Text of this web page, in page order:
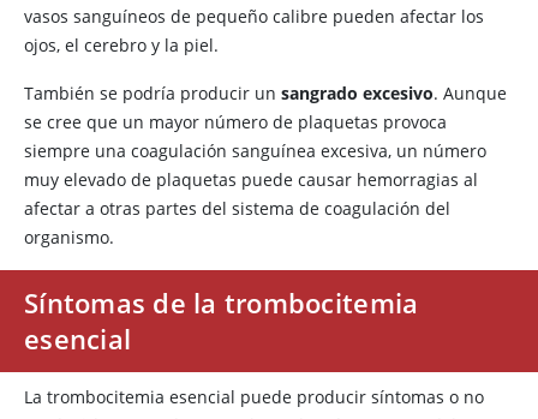
vasos sanguíneos de pequeño calibre pueden afectar los
ojos, el cerebro y la piel.
También se podría producir un sangrado excesivo. Aunque
se cree que un mayor número de plaquetas provoca
siempre una coagulación sanguínea excesiva, un número
muy elevado de plaquetas puede causar hemorragias al
afectar a otras partes del sistema de coagulación del
organismo.
Síntomas de la trombocitemia
esencial
La trombocitemia esencial puede producir síntomas o no